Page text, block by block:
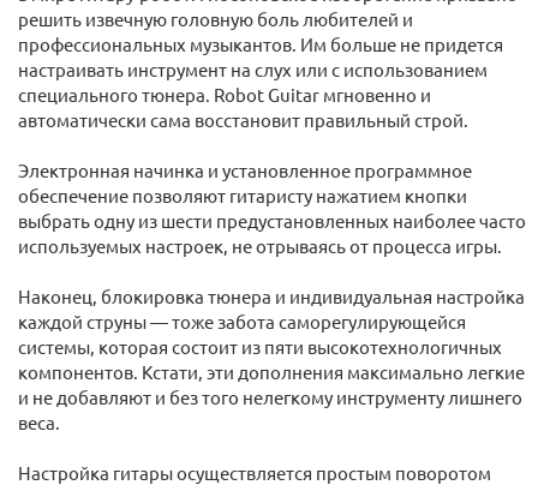
решить извечную головную боль любителей и
профессиональных музыкантов. Им больше не придется
настраивать инструмент на слух или с использованием
специального тюнера. Robot Guitar мгновенно и
автоматически сама восстановит правильный строй.
Электронная начинка и установленное программное
обеспечение позволяют гитаристу нажатием кнопки
выбрать одну из шести предустановленных наиболее часто
используемых настроек, не отрываясь от процесса игры.
Наконец, блокировка тюнера и индивидуальная настройка
каждой струны — тоже забота саморегулирующейся
системы, которая состоит из пяти высокотехнологичных
компонентов. Кстати, эти дополнения максимально легкие
и не добавляют и без того нелегкому инструменту лишнего
веса.
Настройка гитары осуществляется простым поворотом